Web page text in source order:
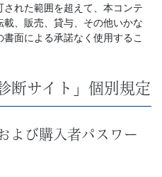
れた範囲を超えて、本コンテ
、販売、貸与、その他いかな
面による承諾なく使用するこ
サイト」個別規定
よび購入者パスワー